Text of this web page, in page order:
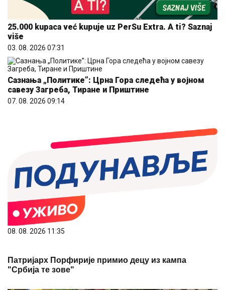
25.000 kupaca već kupuje uz PerSu Extra. A ti? Saznaj
više
03. 08. 2026 07:31
Сазнања „Политике”: Црна Гора следећа у војном
савезу Загреба, Тиране и Приштине
07. 08. 2026 09:14
08. 08. 2026 11:35
Патријарх Порфирије примио децу из кампа
"Србија те зове"